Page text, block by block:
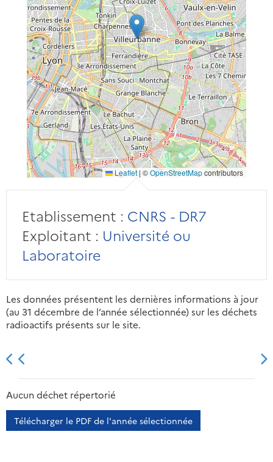
Leaflet| ©OpenStreetMapcontributors
Etablissement : CNRS - DR7
Exploitant : Université ou
Laboratoire
Les données présentent les dernières informations à jour
(au 31 décembre de l’année sélectionnée) sur les déchets
radioactifs présents sur le site.
2013 2014
Aucun déchet répertorié
Télécharger le PDF de l'année sélectionnée